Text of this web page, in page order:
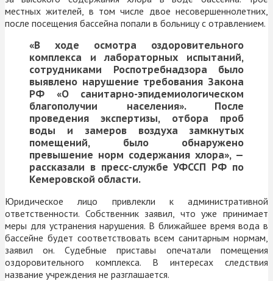
местных жителей, в том числе двое несовершеннолетних,
после посещения бассейна попали в больницу с отравлением.
«В ходе осмотра оздоровительного
комплекса и лабораторных испытаний,
сотрудниками Роспотребнадзора было
выявлено нарушение требования Закона
РФ «О санитарно-эпидемиологическом
благополучии населения». После
проведения экспертизы, отбора проб
воды и замеров воздуха замкнутых
помещений, было обнаружено
превышение норм содержания хлора», —
рассказали в пресс-службе УФССП РФ по
Кемеровской области.
Юридическое лицо привлекли к административной
ответственности. Собственник заявил, что уже принимает
меры для устранения нарушения. В ближайшее время вода в
бассейне будет соответствовать всем санитарным нормам,
заявил он. Судебные приставы опечатали помещения
оздоровительного комплекса. В интересах следствия
название учреждения не разглашается.